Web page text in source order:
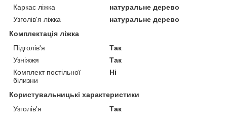
Каркас ліжка
натуральне дерево
Узголів'я ліжка
натуральне дерево
Комплектація ліжка
Підголів'я
Так
Узніжжя
Так
Комплект постільної
білизни
Ні
Користувальницькі характеристики
Узголів'я
Так